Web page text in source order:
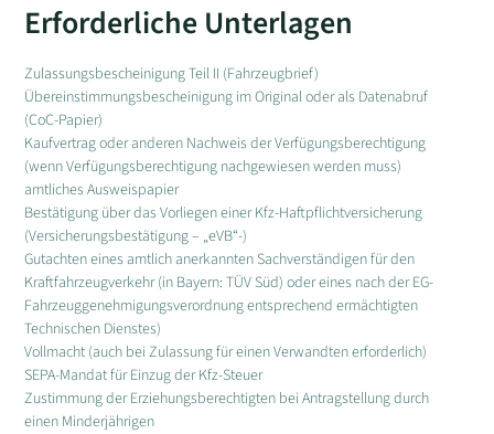
Erforderliche Unterlagen
Zulassungsbescheinigung Teil II (Fahrzeugbrief)
Übereinstimmungsbescheinigung im Original oder als Datenabruf
(CoC-Papier)
Kaufvertrag oder anderen Nachweis der Verfügungsberechtigung
(wenn Verfügungsberechtigung nachgewiesen werden muss)
amtliches Ausweispapier
Bestätigung über das Vorliegen einer Kfz-Haftpflichtversicherung
(Versicherungsbestätigung – „eVB“-)
Gutachten eines amtlich anerkannten Sachverständigen für den
Kraftfahrzeugverkehr (in Bayern: TÜV Süd) oder eines nach der EG-
Fahrzeuggenehmigungsverordnung entsprechend ermächtigten
Technischen Dienstes)
Vollmacht (auch bei Zulassung für einen Verwandten erforderlich)
SEPA-Mandat für Einzug der Kfz-Steuer
Zustimmung der Erziehungsberechtigten bei Antragstellung durch
einen Minderjährigen